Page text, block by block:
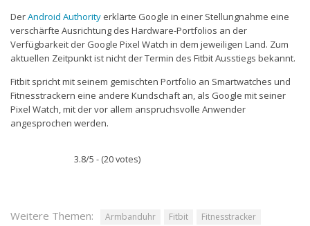
DerAndroid Authority erklärte Google in einer Stellungnahme eine
verschärfte Ausrichtung des Hardware-Portfolios an der
Verfügbarkeit der Google Pixel Watch in dem jeweiligen Land. Zum
aktuellen Zeitpunkt ist nicht der Termin des Fitbit Ausstiegs bekannt.
Fitbit spricht mit seinem gemischten Portfolio an Smartwatches und
Fitnesstrackern eine andere Kundschaft an, als Google mit seiner
Pixel Watch, mit der vor allem anspruchsvolle Anwender
angesprochen werden.
3.8/5 - (20 votes)
Weitere Themen: Armbanduhr Fitbit
Fitnesstracker